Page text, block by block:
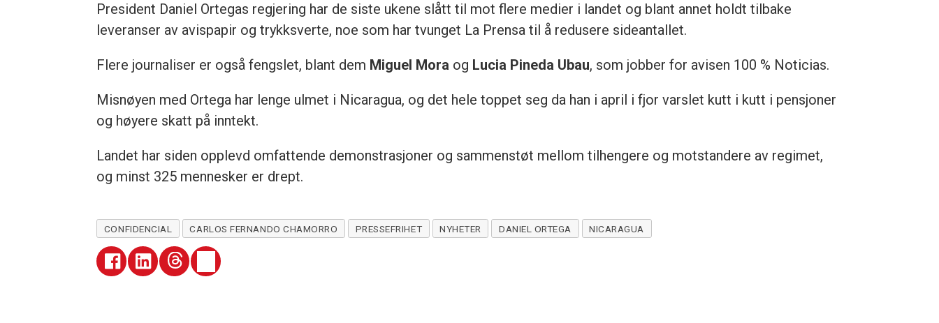
President Daniel Ortegas regjering har de siste ukene slått til mot flere medier i landet og blant annet holdt tilbake
leveranser av avispapir og trykksverte, noe som har tvunget La Prensa til å redusere sideantallet.
Flere journaliser er også fengslet, blant dem Miguel Mora og Lucia Pineda Ubau, som jobber for avisen 100 % Noticias.
Misnøyen med Ortega har lenge ulmet i Nicaragua, og det hele toppet seg da han i april i fjor varslet kutt i kutt i pensjoner
og høyere skatt på inntekt.
Landet har siden opplevd omfattende demonstrasjoner og sammenstøt mellom tilhengere og motstandere av regimet,
og minst 325 mennesker er drept.
CONFIDENCIAL CARLOS FERNANDO CHAMORRO PRESSEFRIHET NYHETER DANIEL ORTEGA NICARAGUA